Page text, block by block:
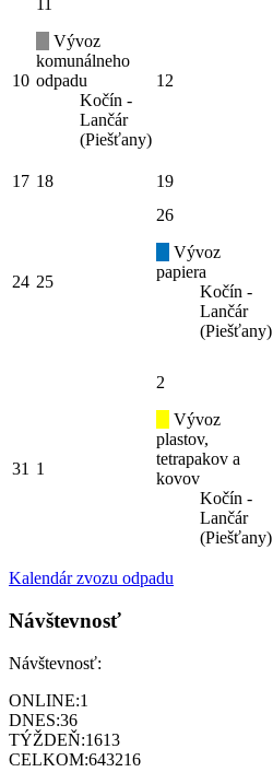
10
11
Vývoz
komunálneho
odpadu
Kočín -
Lančár
(Piešťany)
12
17 18 19
24 25
26
Vývoz
papiera
Kočín -
Lančár
(Piešťany)
31 1
2
Vývoz
plastov,
tetrapakov a
kovov
Kočín -
Lančár
(Piešťany)
Kalendár zvozu odpadu
Návštevnosť
Návštevnosť:
ONLINE:1
DNES:36
TÝŽDEŇ:1613
CELKOM:643216